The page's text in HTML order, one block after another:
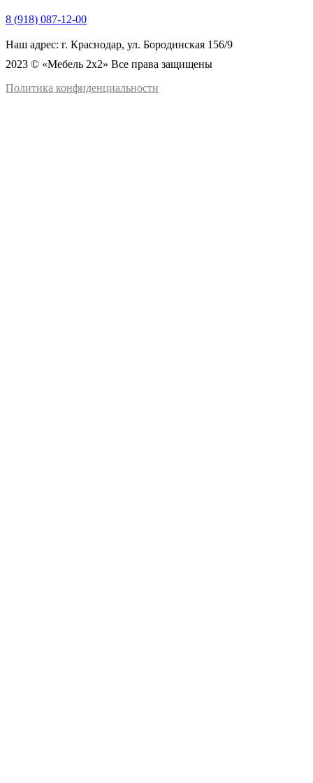
8 (918) 087-12-00
Наш адрес: г. Краснодар, ул. Бородинская 156/9
2023 © «Мебель 2x2» Все права защищены
Политика конфиденциальности